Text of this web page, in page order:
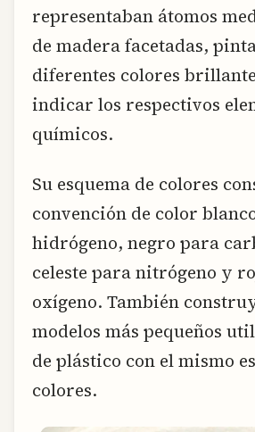
representaban átomos
de madera facetadas,
diferentes colores
indicar los respectivos
químicos.
Su esquema de colores
convención de color
hidrógeno, negro para
celeste para nitrógeno y
oxígeno. También
modelos más pequeños
de plástico con el mismo
colores.